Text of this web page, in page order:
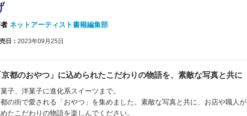
ネットアーティスト書籍編集部
日： 2023年09月25日
京都のおやつ」に込められたこだわりの物語を、素敵な写真と共に
子、洋菓子に進化系スイーツまで。
の街で愛される「おやつ」を集めました。素敵な写真と共に、お店や職人が
たこだわりの物語を楽しんでください。